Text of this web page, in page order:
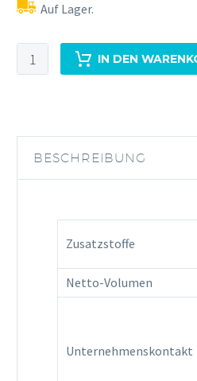
Auf Lager.
Bosford
Rosé
37,5%Vol
Menge
IN DEN
BESCHREIBUNG
Zusatzstoffe
Netto-Volumen
Unternehmenskontakt